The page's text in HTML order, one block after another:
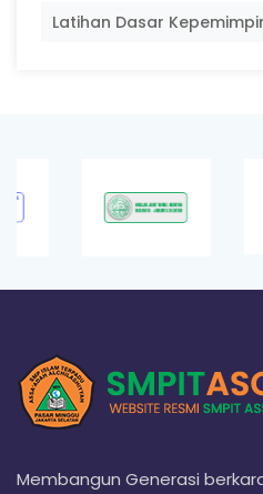
Latihan Dasar
Membangun Generasi